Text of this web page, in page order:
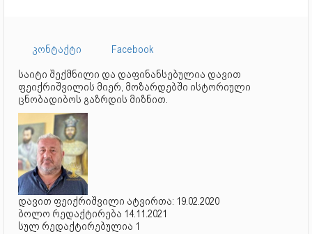
კონტაქტი
Facebook
საიტი შექმნილი და დაფინანსებულია დავით
ფეიქრიშვილის მიერ, მოზარდებში ისტორიული
ცნობადიბოს გაზრდის მიზნით.
დავით ფეიქრიშვილი ატვირთა: 19.02.2020
ბოლო რედაქტირება 14.11.2021
სულ რედაქტირებულია 1